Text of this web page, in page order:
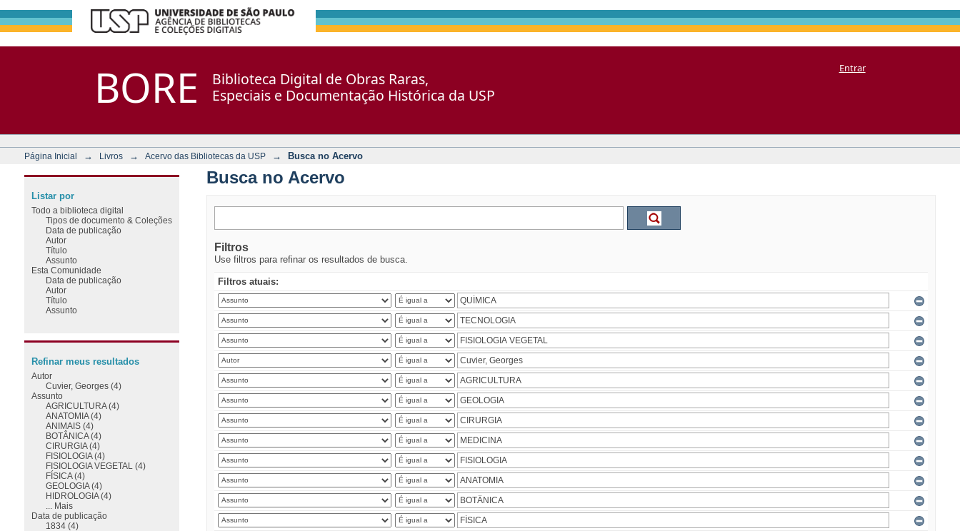
BORE
Biblioteca Digital de Obras Raras,
Especiais e Documentação Histórica da USP
Entrar
Página Inicial → Livros → Acervo das Bibliotecas da USP → Busca no Acervo
Busca no Acervo
Filtros
Use filtros para refinar os resultados de busca.
Filtros atuais:
Listar por
Todo a biblioteca digital
Tipos de documento & Coleções
Data de publicação
Autor
Título
Assunto
Esta Comunidade
Data de publicação
Autor
Título
Assunto
Refinar meus resultados
Autor
Cuvier, Georges (4)
Assunto
AGRICULTURA (4)
ANATOMIA (4)
ANIMAIS (4)
BOTÂNICA (4)
CIRURGIA (4)
FISIOLOGIA (4)
FISIOLOGIA VEGETAL (4)
FÍSICA (4)
GEOLOGIA (4)
HIDROLOGIA (4)
... Mais
Data de publicação
1834 (4)